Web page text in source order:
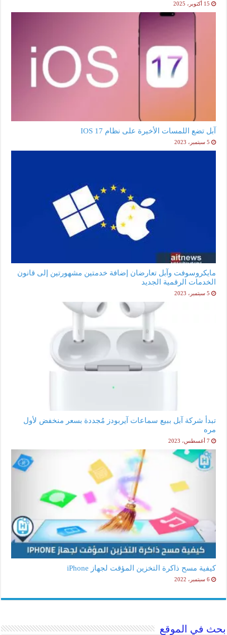
15 أكتوبر، 2025
آبل تضع اللمسات الأخيرة على نظام IOS 17
5 سبتمبر، 2023
مايكروسوفت وآبل تعارضان إضافة خدمتين مشهورتين إلى قانون
الخدمات الرقمية الجديد
5 سبتمبر، 2023
تبدأ شركة آبل ببيع سماعات آيربودز مُجددة بسعر منخفض لأول
مره
7 أغسطس، 2023
كيفية مسح ذاكرة التخزين المؤقت لجهاز iPhone
6 سبتمبر، 2022
بحث في الموقع